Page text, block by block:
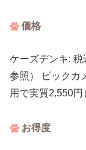
価格
ケーズデンキ:
参照） ビックカ
用で実質2,550円
お得度